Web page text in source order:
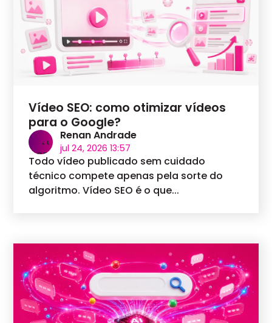
Vídeo SEO: como otimizar vídeos
para o Google?
Renan Andrade
jul 24, 2026 13:57
Todo vídeo publicado sem cuidado
técnico compete apenas pela sorte do
algoritmo. Vídeo SEO é o que...